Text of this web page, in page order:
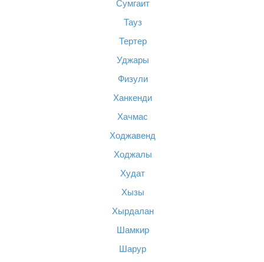
Сумгаит
Тауз
Тертер
Уджары
Физули
Ханкенди
Хачмас
Ходжавенд
Ходжалы
Худат
Хызы
Хырдалан
Шамкир
Шарур